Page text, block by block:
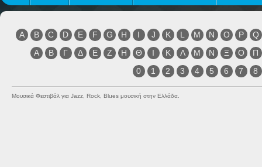
A B C D E F G H I J K L M N O P
Q
Α
Β Γ Δ Ε Ζ Η Θ Ι Κ Λ Μ Ν Ξ Ο
Π
0
1 2 3 4 5 6 7 8
Μουσικά Φεστιβάλ για Jazz, Rock, Blues μουσική στην Ελλάδα.